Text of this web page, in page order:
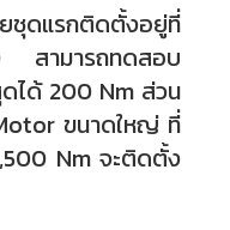
ชุดแรกติดตั้งอยู่ที่
สามารถทดสอบ
ได้ 200 Nm ส่วน
ขนาดใหญ่ ที่
Nm จะติดตั้ง